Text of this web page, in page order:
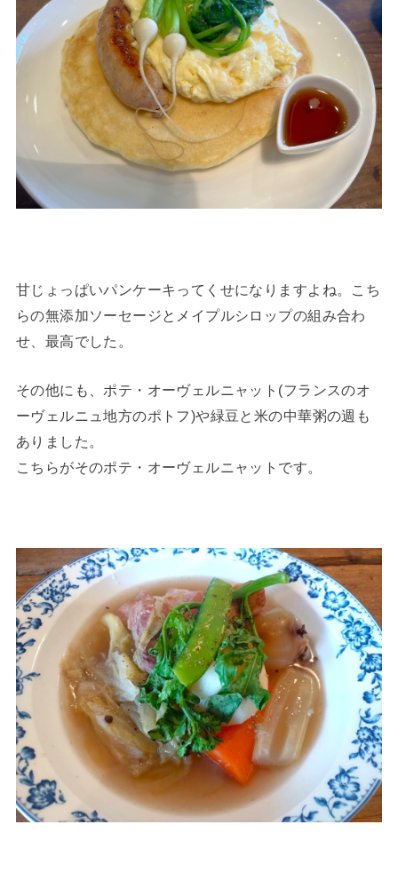
甘じょっぱいパンケーキってくせになりますよね。こち
らの無添加ソーセージとメイプルシロップの組み合わ
せ、最高でした。
その他にも、ポテ・オーヴェルニャット(フランスのオ
ーヴェルニュ地方のポトフ)や緑豆と米の中華粥の週も
ありました。
こちらがそのポテ・オーヴェルニャットです。